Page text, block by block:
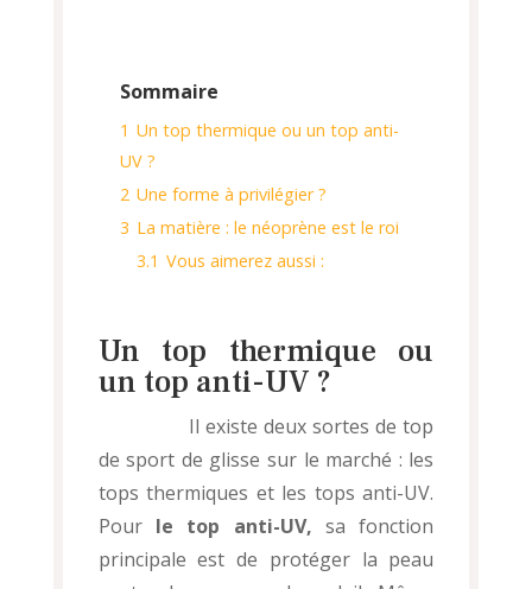
Sommaire
1 Un top thermique ou un top anti-
UV ?
2 Une forme à privilégier ?
3 La matière : le néoprène est le roi
3.1 Vous aimerez aussi :
Un top thermique ou
un top anti-UV ?
Il existe deux sortes de top
de sport de glisse sur le marché : les
tops thermiques et les tops anti-UV.
Pour le top anti-UV, sa fonction
principale est de protéger la peau